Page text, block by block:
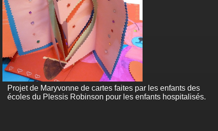
Projet de Maryvonne de cartes faites par les enfants des
écoles du Plessis Robinson pour les enfants hospitalisés.